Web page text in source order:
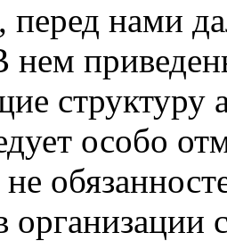
перед нами
нем
структуру
особо